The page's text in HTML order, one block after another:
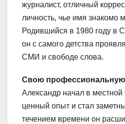
журналист, отличный
личность, чье имя знакомо
Родившийся в 1980 году в
он с самого детства
СМИ и свободе слова.
Свою профессиональную
Александр начал в местной
ценный опыт и стал
течением времени он